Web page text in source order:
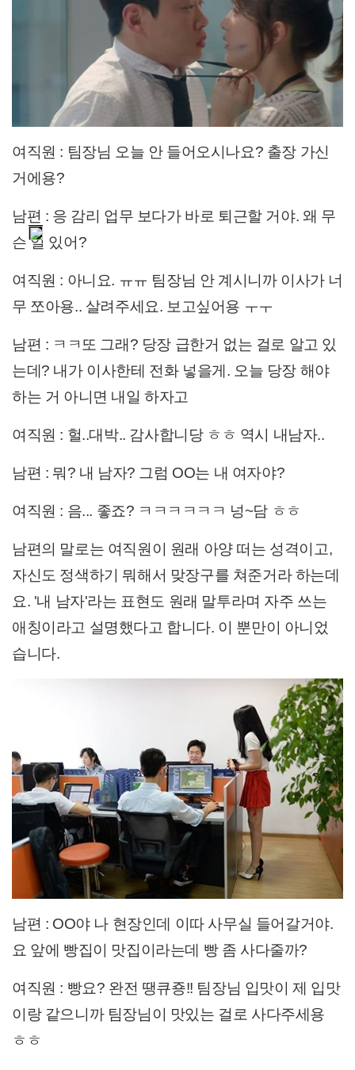
여직원 : 팀장님 오늘 안 들어오시나요? 출장 가신
거에용?
남편 : 응 감리 업무 보다가 바로 퇴근할 거야. 왜 무
슨 일 있어?
여직원 : 아니요. ㅠㅠ 팀장님 안 계시니까 이사가 너
무 쪼아용.. 살려주세요. 보고싶어용 ㅜㅜ
남편 : ㅋㅋ또 그래? 당장 급한거 없는 걸로 알고 있
는데? 내가 이사한테 전화 넣을게. 오늘 당장 해야
하는 거 아니면 내일 하자고
여직원 : 헐..대박.. 감사합니당 ㅎㅎ 역시 내남자..
남편 : 뭐? 내 남자? 그럼 OO는 내 여자야?
여직원 : 음... 좋죠? ㅋㅋㅋㅋㅋㅋ 넝~담 ㅎㅎ
남편의 말로는 여직원이 원래 아양 떠는 성격이고,
자신도 정색하기 뭐해서 맞장구를 쳐준거라 하는데
요. '내 남자'라는 표현도 원래 말투라며 자주 쓰는
애칭이라고 설명했다고 합니다. 이 뿐만이 아니었
습니다.
남편 : OO야 나 현장인데 이따 사무실 들어갈거야.
요 앞에 빵집이 맛집이라는데 빵 좀 사다줄까?
여직원 : 빵요? 완전 땡큐죵!! 팀장님 입맛이 제 입맛
이랑 같으니까 팀장님이 맛있는 걸로 사다주세용
ㅎㅎ